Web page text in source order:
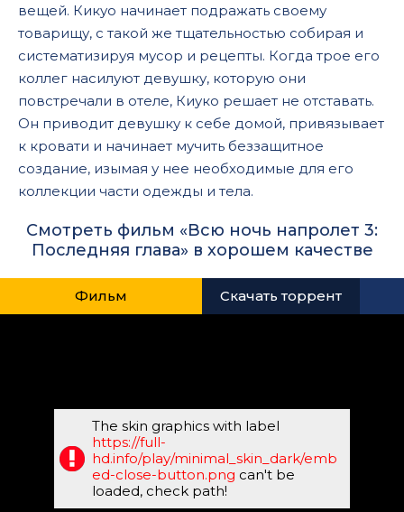
вещей. Кикуо начинает подражать своему
товарищу, с такой же тщательностью собирая и
систематизируя мусор и рецепты. Когда трое его
коллег насилуют девушку, которую они
повстречали в отеле, Киуко решает не отставать.
Он приводит девушку к себе домой, привязывает
к кровати и начинает мучить беззащитное
создание, изымая у нее необходимые для его
коллекции части одежды и тела.
Смотреть фильм «Всю ночь напролет 3:
Последняя глава» в хорошем качестве
Фильм Скачать торрент
The skin graphics with label
https://full-
hd.info/play/minimal_skin_dark/emb
ed-close-button.png can't be
loaded, check path!